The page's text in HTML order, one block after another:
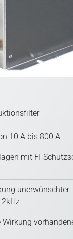
10 A bis 800 A
mit FI-
unerwünschter